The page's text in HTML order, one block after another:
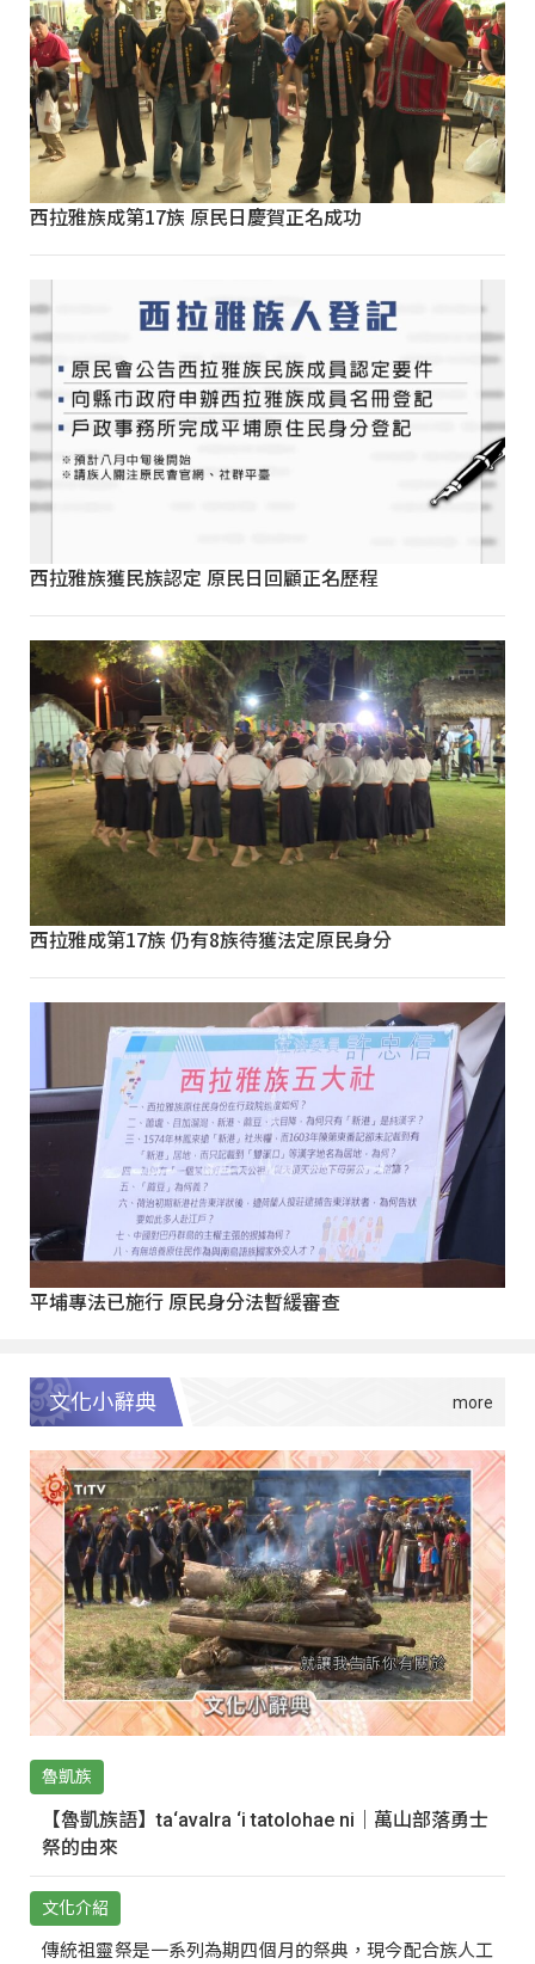
西拉雅族成第17族 原民日慶賀正名成功
西拉雅族獲民族認定 原民日回顧正名歷程
西拉雅成第17族 仍有8族待獲法定原民身分
平埔專法已施行 原民身分法暫緩審查
文化小辭典
魯凱族
【魯凱族語】ta‘avalra ‘i tatolohae ni｜萬山部落勇士
祭的由來
文化介紹
傳統祖靈祭是一系列為期四個月的祭典，現今配合族人工